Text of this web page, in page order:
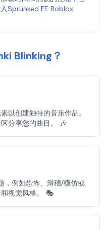
Sprunked FE Roblox
Blinking？
以创建独特的音乐作品。
分享您的曲目。 🎶
，例如恐怖、滑稽/模仿或
视觉风格。 🎭